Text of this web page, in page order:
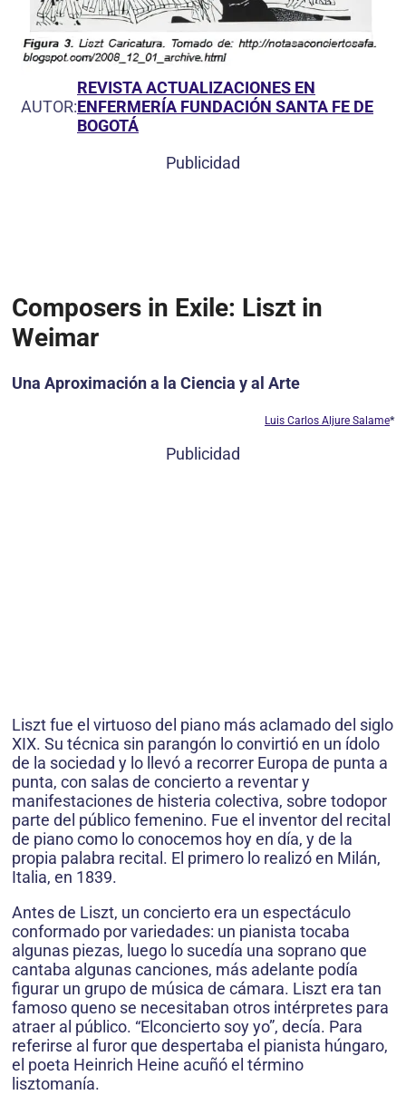
AUTOR:
REVISTA ACTUALIZACIONES EN
ENFERMERÍA FUNDACIÓN SANTA FE DE
BOGOTÁ
Publicidad
Composers in Exile: Liszt in
Weimar
Una Aproximación a la Ciencia y al Arte
Luis Carlos Aljure Salame*
Publicidad
Liszt fue el virtuoso del piano más aclamado del siglo
XIX. Su técnica sin parangón lo convirtió en un ídolo
de la sociedad y lo llevó a recorrer Europa de punta a
punta, con salas de concierto a reventar y
manifestaciones de histeria colectiva, sobre todopor
parte del público femenino. Fue el inventor del recital
de piano como lo conocemos hoy en día, y de la
propia palabra recital. El primero lo realizó en Milán,
Italia, en 1839.
Antes de Liszt, un concierto era un espectáculo
conformado por variedades: un pianista tocaba
algunas piezas, luego lo sucedía una soprano que
cantaba algunas canciones, más adelante podía
figurar un grupo de música de cámara. Liszt era tan
famoso queno se necesitaban otros intérpretes para
atraer al público. “Elconcierto soy yo”, decía. Para
referirse al furor que despertaba el pianista húngaro,
el poeta Heinrich Heine acuñó el término
lisztomanía.